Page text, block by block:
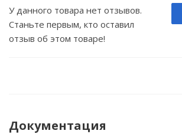
У данного товара нет отзывов.
Станьте первым, кто оставил
отзыв об этом товаре!
Документация